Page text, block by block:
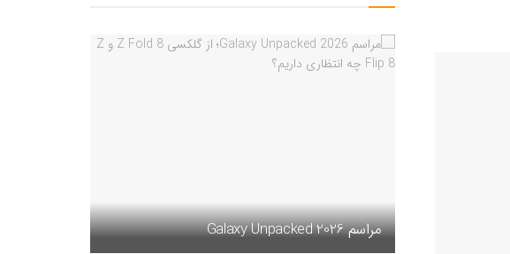
مراسم Galaxy Unpacked 2026